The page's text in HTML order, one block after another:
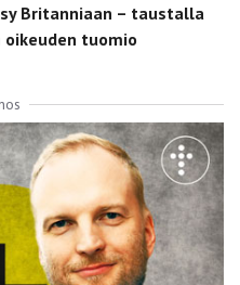
Britanniaan – taustalla
tuomio